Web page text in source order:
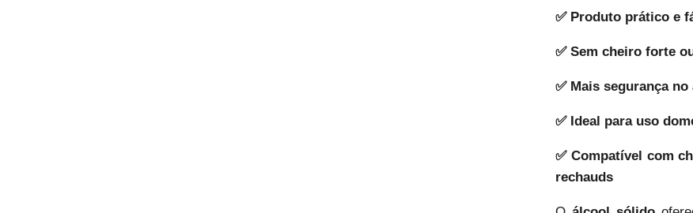
✅ Produto prático e
✅ Sem cheiro forte
✅ Mais segurança
✅ Ideal para uso
✅ Compatível com
rechauds